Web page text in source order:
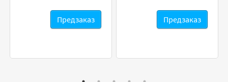
Предзаказ Предзаказ